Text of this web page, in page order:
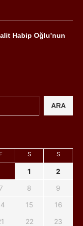
Habip Oğlu’nun
ARA
F S S
1
2
7 8
9
15
16
22
23